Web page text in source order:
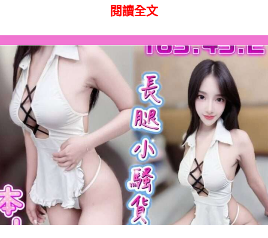
閱讀全文